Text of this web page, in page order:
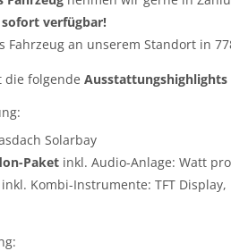
sofort verfügbar!
Fahrzeug an unserem Standort in
folgende Ausstattungshighlights
Solarbay
Paket inkl. Audio-Anlage: Watt
inkl. Kombi-Instrumente: TFT